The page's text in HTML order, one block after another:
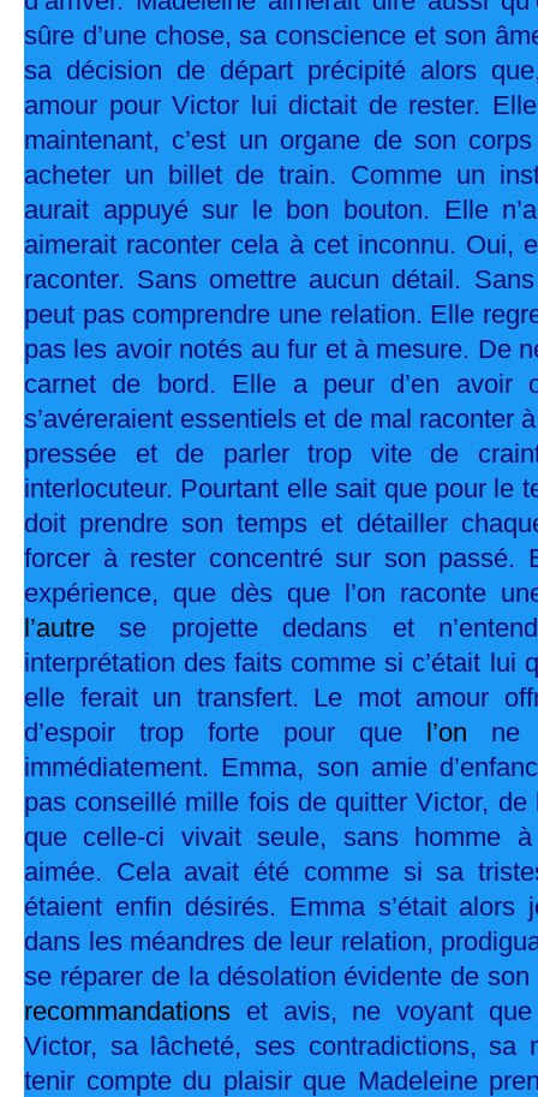
sûre d’une chose, sa conscience et son
sa décision de départ précipité alors
amour pour Victor lui dictait de rester.
maintenant, c’est un organe de son
acheter un billet de train. Comme un
aurait appuyé sur le bon bouton. Elle
aimerait raconter cela à cet inconnu. Oui,
raconter. Sans omettre aucun détail.
peut pas comprendre une relation. Elle
pas les avoir notés au fur et à mesure. De
carnet de bord. Elle a peur d’en avoir
s’avéreraient essentiels et de mal raconter
pressée et de parler trop vite de
interlocuteur. Pourtant elle sait que pour le
doit prendre son temps et détailler
forcer à rester concentré sur son passé.
expérience, que dès que l’on raconte
l’autrese projette dedans et
interprétation des faits comme si c’était lui
elle ferait un transfert. Le mot amour
d’espoir trop forte pour que l’on ne
immédiatement. Emma, son amie
pas conseillé mille fois de quitter Victor, de
que celle-ci vivait seule, sans homme à
aimée. Cela avait été comme si sa
étaient enfin désirés. Emma s’était alors
dans les méandres de leur relation,
se réparer de la désolation évidente de
recommandations et avis, ne voyant
Victor, sa lâcheté, ses contradictions, sa
tenir compte du plaisir que Madeleine